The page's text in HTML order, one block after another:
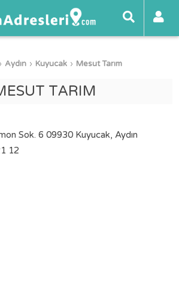
Aydın Kuyucak Mesut Tarım
TARIM
Sok. 6 09930 Kuyucak, Aydın
12